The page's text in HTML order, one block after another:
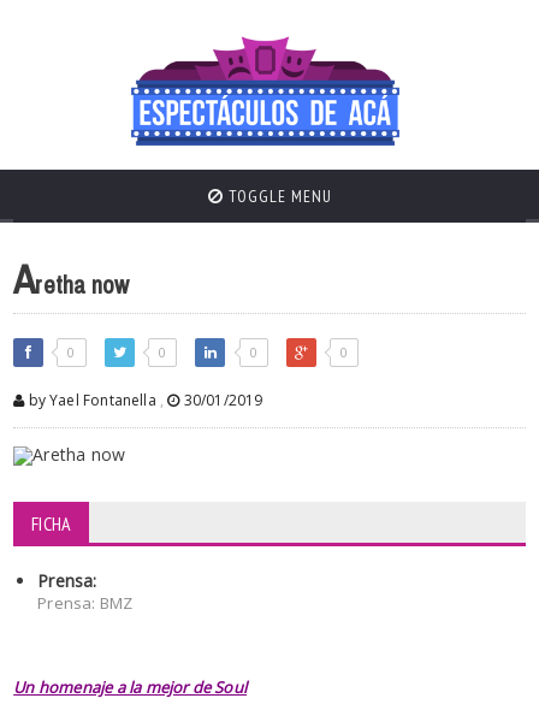
TOGGLE MENU
Aretha now
0 0 0 0
by Yael Fontanella , 30/01/2019
FICHA
Prensa:
Prensa: BMZ
Un homenaje a la mejor de Soul